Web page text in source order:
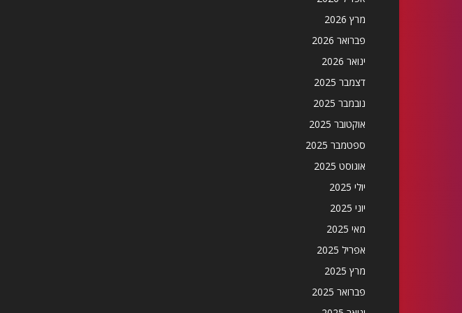
מרץ 2026
פברואר 2026
ינואר 2026
דצמבר 2025
נובמבר 2025
אוקטובר 2025
ספטמבר 2025
אוגוסט 2025
יולי 2025
יוני 2025
מאי 2025
אפריל 2025
מרץ 2025
פברואר 2025